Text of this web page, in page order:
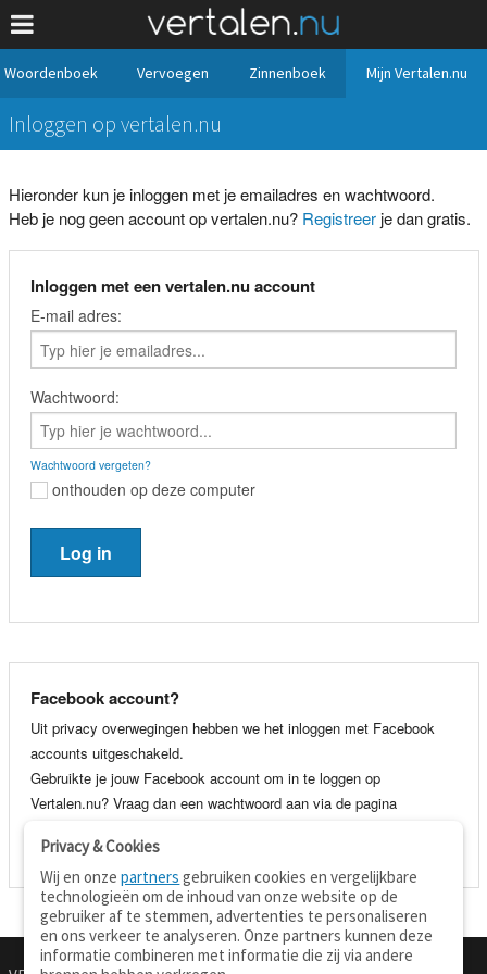
Woordenboek Vervoegen Zinnenboek Mijn Vertalen.nu
Inloggen op vertalen.nu
Hieronder kun je inloggen met je emailadres en wachtwoord.
Heb je nog geen account op vertalen.nu? Registreerje dan gratis.
Inloggen met een vertalen.nu account
E-mail adres:
Wachtwoord:
Wachtwoord vergeten?
onthouden op deze computer
Facebook account?
Uit privacy overwegingen hebben we het inloggen met Facebook
accounts uitgeschakeld.
Gebruikte je jouw Facebook account om in te loggen op
Vertalen.nu? Vraag dan een wachtwoord aan via de pagina
je e-mail adres en wachtwoord.
Privacy & Cookies
Wij en onzepartners gebruiken cookies en vergelijkbare
technologieën om de inhoud van onze website op de
gebruiker af te stemmen, advertenties te personaliseren
en ons verkeer te analyseren. Onze partners kunnen deze
informatie combineren met informatie die zij via andere